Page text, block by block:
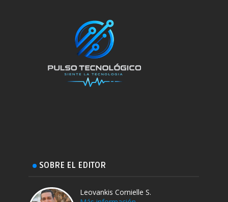
SOBRE EL EDITOR
Leovankis Cornielle S.